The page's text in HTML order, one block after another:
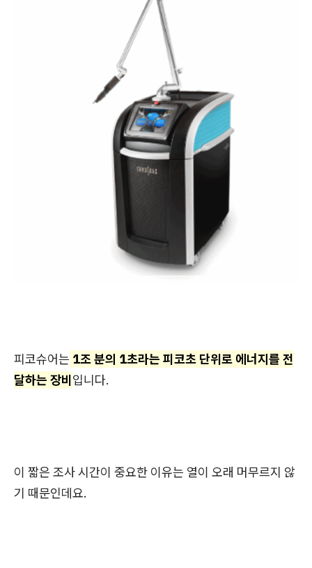
피코슈어는 1조 분의 1초라는 피코초 단위로 에너지를 전
달하는 장비입니다.
이 짧은 조사 시간이 중요한 이유는 열이 오래 머무르지 않
기 때문인데요.